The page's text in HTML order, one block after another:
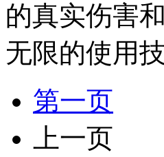
的真实伤害
无限的使用
第一页
上一页